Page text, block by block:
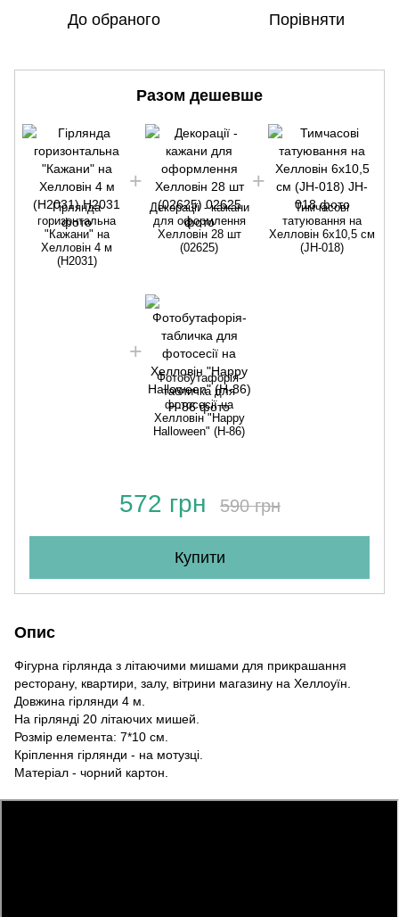
До обраного Порівняти
Разом дешевше
Гірлянда
горизонтальна
"Кажани" на
Хелловін 4 м
(Н2031)
Декорації - кажани
для оформлення
Хелловін 28 шт
(02625)
Тимчасові
татуювання на
Хелловін 6х10,5 см
(JH-018)
Фотобутафорія-
табличка для
фотосесії на
Хелловін "Happy
Halloween" (H-86)
572 грн 590 грн
Купити
Опис
Фігурна гірлянда з літаючими мишами для прикрашання
ресторану, квартири, залу, вітрини магазину на Хеллоуїн.
Довжина гірлянди 4 м.
На гірлянді 20 літаючих мишей.
Розмір елемента: 7*10 см.
Кріплення гірлянди - на мотузці.
Матеріал - чорний картон.